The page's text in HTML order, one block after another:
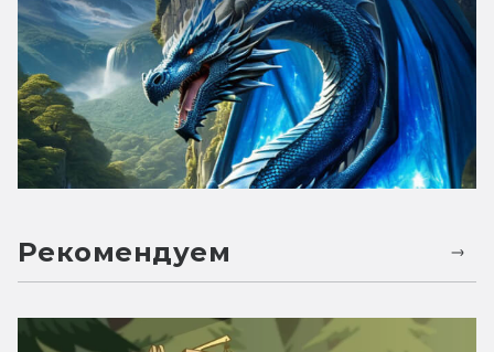
Рекомендуем